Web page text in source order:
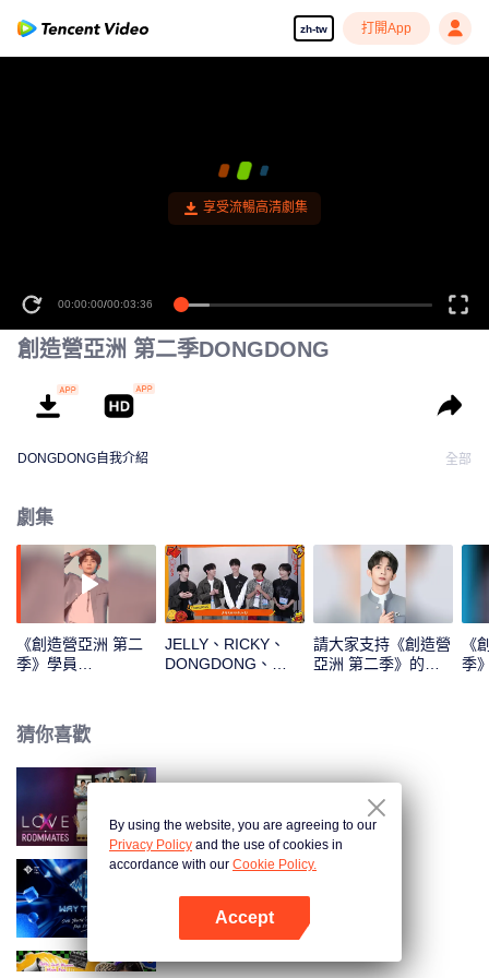
zh-tw 打開App
享受流暢高清劇集
00:00:00/00:03:36
創造營亞洲 第二季DONGDONG
DONGDONG自我介紹 全部
劇集
《創造營亞洲 第二
季》學員
JELLY、RICKY、
DONGDONG、
請大家支持《創造營
亞洲 第二季》的
《
季
猜你喜歡
頂峰相見時
By using the website, you are agreeing to our
Privacy Policy and the use of cookies in
accordance with our Cookie Policy.
Accept